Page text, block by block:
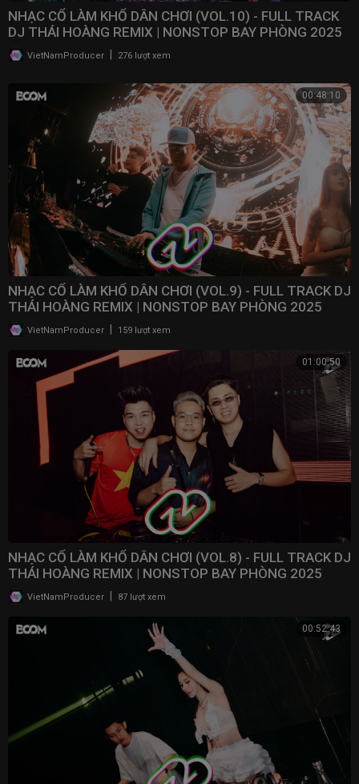
NHẠC CỔ LÀM KHỔ DÂN CHƠI (VOL.10) - FULL TRACK
DJ THÁI HOÀNG REMIX | NONSTOP BAY PHÒNG 2025
VietNamProducer 276 lượt xem
00:48:10
NHẠC CỔ LÀM KHỔ DÂN CHƠI (VOL.9) - FULL TRACK DJ
THÁI HOÀNG REMIX | NONSTOP BAY PHÒNG 2025
VietNamProducer 159 lượt xem
01:00:50
NHẠC CỔ LÀM KHỔ DÂN CHƠI (VOL.8) - FULL TRACK DJ
THÁI HOÀNG REMIX | NONSTOP BAY PHÒNG 2025
VietNamProducer 87 lượt xem
00:52:43